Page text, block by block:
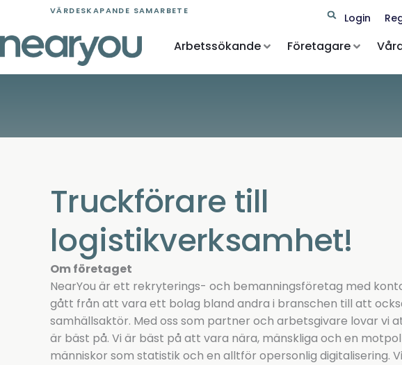
content
VÄRDESKAPANDE SAMARBETE
Login
Arbetssökande Företagare
Truckförare till
logistikverksamhet!
Om företaget
NearYou är ett rekryterings- och bemanningsföretag med
gått från att vara ett bolag bland andra i branschen till att
samhällsaktör. Med oss som partner och arbetsgivare lovar vi
är bäst på. Vi är bäst på att vara nära, mänskliga och en
människor som statistik och en alltför opersonlig digitalisering.